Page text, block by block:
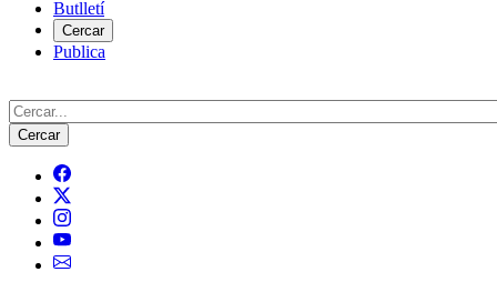
compte
d'usuari
Butlletí
Cercar
Publica
Cerca